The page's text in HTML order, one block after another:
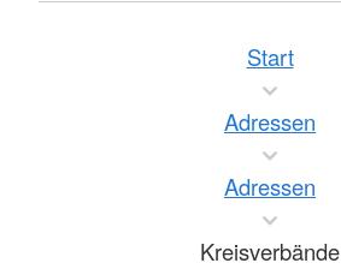
Start
Adressen
Adressen
Kreisverbände